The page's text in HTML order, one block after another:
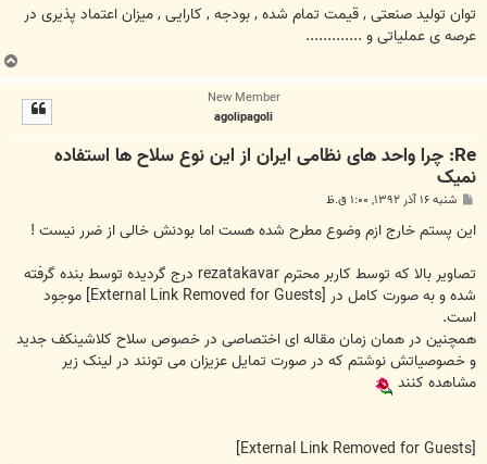
ت
توان تولید صنعتی , قیمت تمام شده , بودجه , کارایی , میزان اعتماد پذیری در
عرصه ی عملیاتی و .............
New Member
agolipagoli
Re: چرا واحد های نظامی ایران از این نوع سلاح ها استفاده
نمیک
ت
شنبه ۱۶ آذر ۱۳۹۲, ۱:۰۰ ق.ظ
این پستم خارج ازم وضوع مطرح شده هست اما بودنش خالی از ضرر نیست !
تصاویر بالا که توسط کاربر محترم rezatakavar درج گردیده توسط بنده گرفته
شده و به صورت کامل در [External Link Removed for Guests]
موجود
است.
همچنین در همان زمان مقاله ای اختصاصی در خصوص سلاح کلاشینکف جدید
و خصوصیاتش نوشتم که در صورت تمایل عزیزان می تونند در لینک زیر
مشاهده کنند
[External Link Removed for Guests]